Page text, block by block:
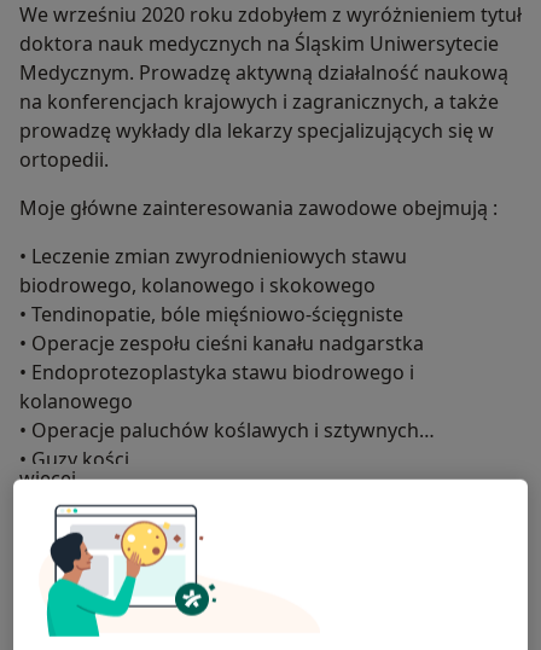
We wrześniu 2020 roku zdobyłem z wyróżnieniem tytuł
doktora nauk medycznych na Śląskim Uniwersytecie
Medycznym. Prowadzę aktywną działalność naukową
na konferencjach krajowych i zagranicznych, a także
prowadzę wykłady dla lekarzy specjalizujących się w
ortopedii.
Moje główne zainteresowania zawodowe obejmują :
• Leczenie zmian zwyrodnieniowych stawu
biodrowego, kolanowego i skokowego
• Tendinopatie, bóle mięśniowo-ścięgniste
• Operacje zespołu cieśni kanału nadgarstka
• Endoprotezoplastyka stawu biodrowego i
kolanowego
• Operacje paluchów koślawych i sztywnych
• Guzy kości
• Bóle stawowe
• Urazy w obrębie miednicy, stawu biodrowego, stawu
skokowego i stopy
• Wykorzystanie osocza bogatopłytkowego (PRP) i
Orthokine w chorobach stawów i mięśni
• Iniekcje kwasu hialuronowego
więcejO mnie
Zakres porad
Ortopedia i traumatologia narządu ruchu
Główne obszary pomocy
Endoproteza